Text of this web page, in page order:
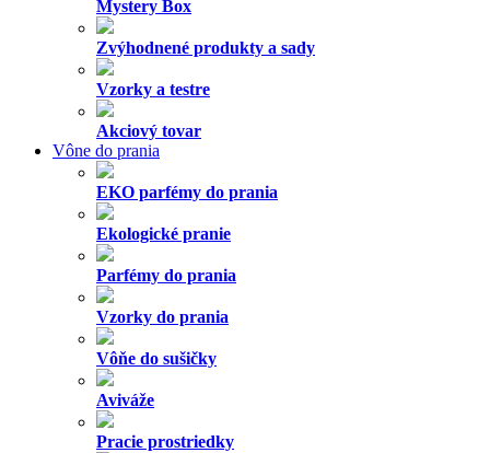
Mystery Box
Zvýhodnené produkty a sady
Vzorky a testre
Akciový tovar
Vône do prania
EKO parfémy do prania
Ekologické pranie
Parfémy do prania
Vzorky do prania
Vôňe do sušičky
Aviváže
Pracie prostriedky